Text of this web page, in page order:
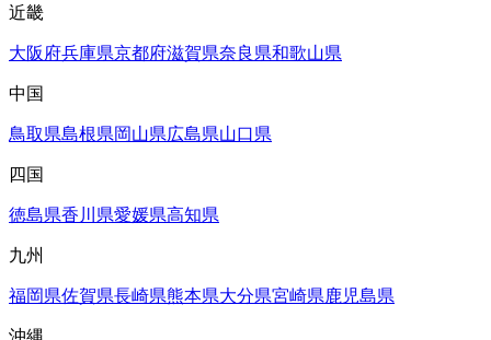
近畿
大阪府兵庫県京都府滋賀県奈良県和歌山県
中国
鳥取県島根県岡山県広島県山口県
四国
徳島県香川県愛媛県高知県
九州
福岡県佐賀県長崎県熊本県大分県宮崎県鹿児島県